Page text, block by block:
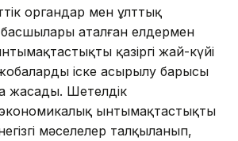
органдар мен ұлттық
аталған елдермен
қазіргі жай-күйі
іске асырылу барысы
жасады. Шетелдік
ынтымақтастықтың
мәселелер талқыланып,